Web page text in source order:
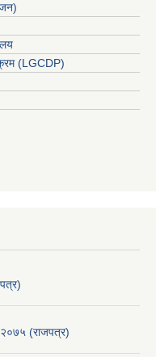
(LGCDP)
२०७५ (राजपत्र)